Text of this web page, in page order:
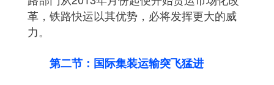
革，铁路快运以其优势，必将发挥更大的威
力。
第二节：国际集装运输突飞猛进